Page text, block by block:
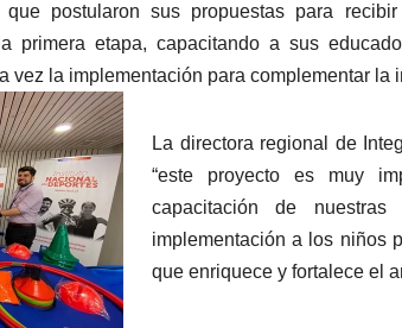
que postularon sus propuestas para
primera etapa, capacitando a sus
vez la implementación para complementar la
La directora regional de
“este proyecto es muy
capacitación de
implementación a los niños
que enriquece y fortalece el